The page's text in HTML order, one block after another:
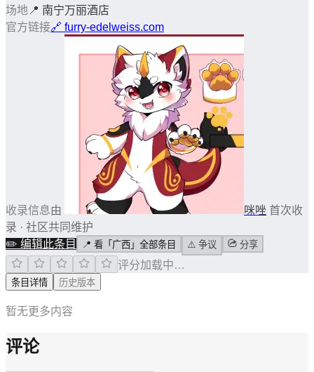
场地 📍 南宁万丽酒店
官方链接🔗 furry-edelweiss.com
收录信息由 咪唑 首次收
录 · 社区共同维护
✏️ 编辑此条目 📍 看「广西」全部条目 ⚠️ 争议 分享
评分加载中…
条目详情 历史版本
暂无更多内容
评论